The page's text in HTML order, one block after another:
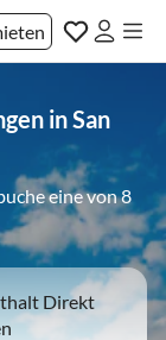
in San
eine von 8
Direkt